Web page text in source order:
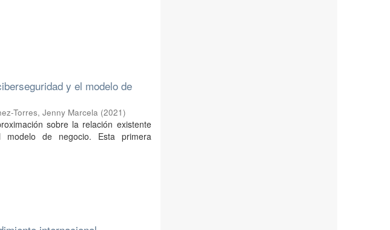
y el modelo de
Torres, Jenny Marcela (2021)
sobre la relación existente
de negocio. Esta primera